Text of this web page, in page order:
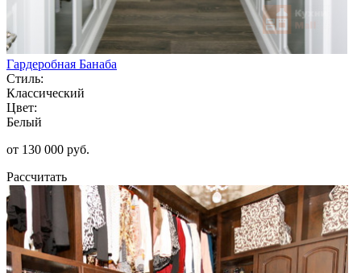
Гардеробная Банаба
Стиль:
Классический
Цвет:
Белый
от 130 000 руб.
Рассчитать